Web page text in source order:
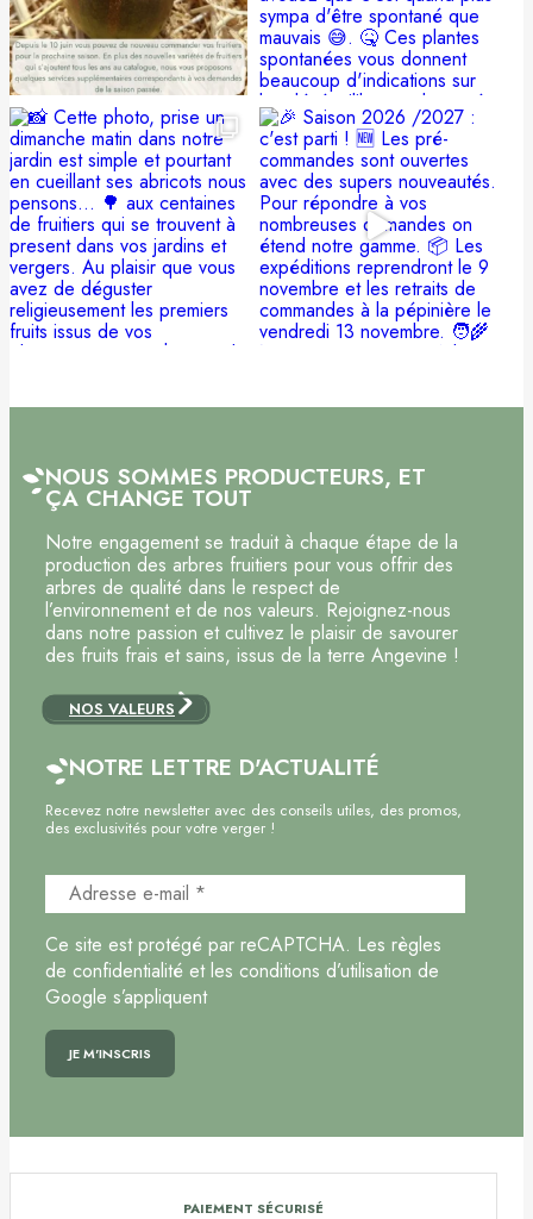
NOUS SOMMES PRODUCTEURS, ET
ÇA CHANGE TOUT
Notre engagement se traduit à chaque étape de la
production des arbres fruitiers pour vous offrir des
arbres de qualité dans le respect de
l’environnement et de nos valeurs. Rejoignez-nous
dans notre passion et cultivez le plaisir de savourer
des fruits frais et sains, issus de la terre Angevine !
NOS VALEURS
NOTRE LETTRE D'ACTUALITÉ
Recevez notre newsletter avec des conseils utiles, des promos,
des exclusivités pour votre verger !
Ce site est protégé par reCAPTCHA. Les règles
de confidentialité et les conditions d’utilisation de
Google s’appliquent
PAIEMENT SÉCURISÉ